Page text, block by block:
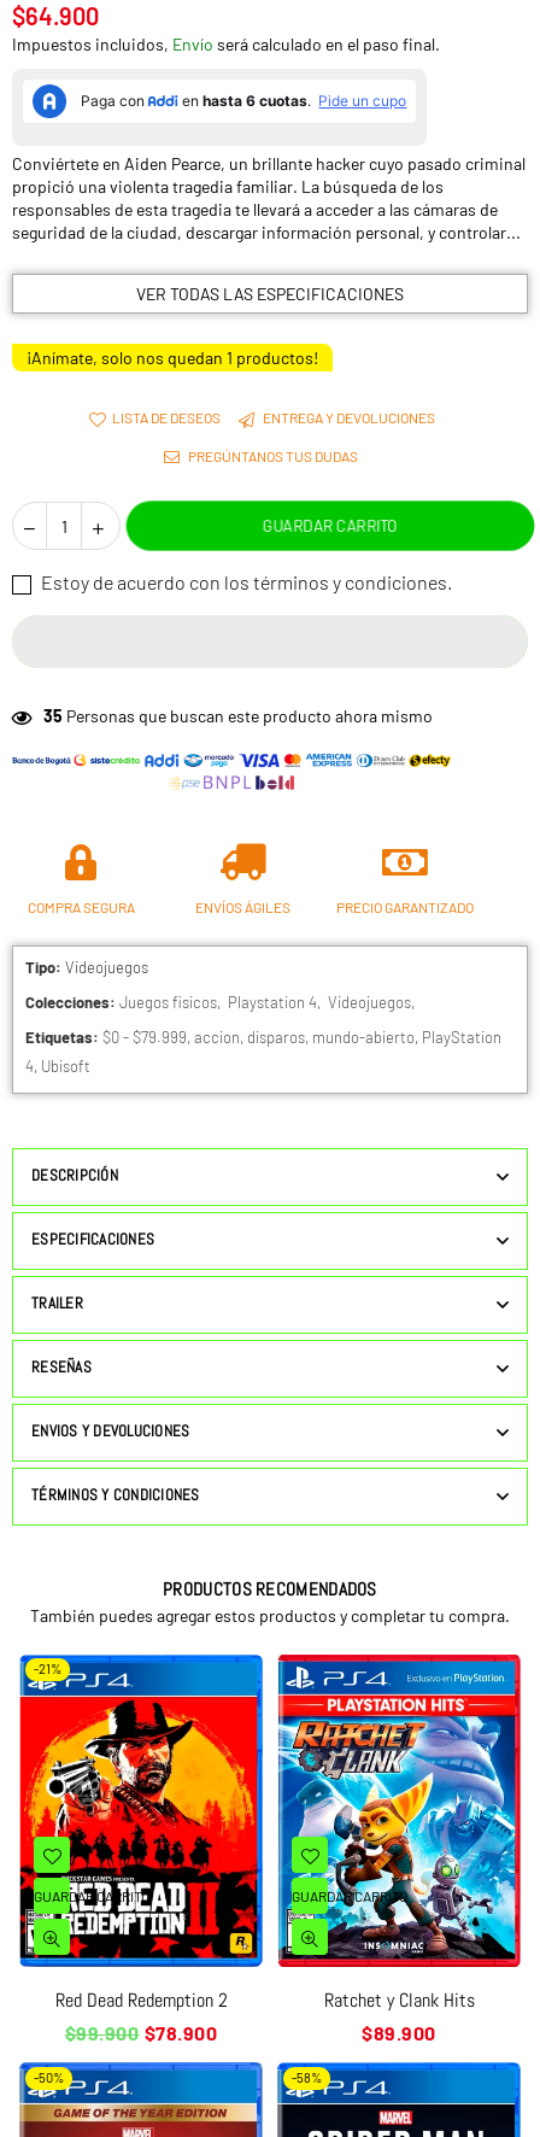
Precio
habitual
$64.900
Impuestos incluidos, Envío será calculado en el paso final.
Conviértete en Aiden Pearce, un brillante hacker cuyo pasado criminal
propició una violenta tragedia familiar. La búsqueda de los
responsables de esta tragedia te llevará a acceder a las cámaras de
seguridad de la ciudad, descargar información personal, y controlar...
VER TODAS LAS ESPECIFICACIONES
¡Anímate, solo nos quedan 1 productos!
LISTA DE DESEOS ENTREGA Y DEVOLUCIONES
PREGÚNTANOS TUS DUDAS
GUARDAR CARRITO
Estoy de acuerdo con los términos y condiciones.
5Personas que buscan este producto ahora mismo
COMPRA SEGURA ENVÍOS ÁGILES PRECIO GARANTIZADO
Tipo: Videojuegos
Colecciones: Juegos fisicos, Playstation 4, Videojuegos,
Etiquetas: $0 - $79.999, accion, disparos, mundo-abierto, PlayStation
4, Ubisoft
DESCRIPCIÓN
ESPECIFICACIONES
TRAILER
RESEÑAS
ENVIOS Y DEVOLUCIONES
TÉRMINOS Y CONDICIONES
PRODUCTOS RECOMENDADOS
También puedes agregar estos productos y completar tu compra.
-21%
GUARDAR CARRITO
Red Dead Redemption 2
Precio
$99.900 $78.900
GUARDAR CARRITO
Ratchet y Clank Hits
Precio
$89.900
-50% -58%